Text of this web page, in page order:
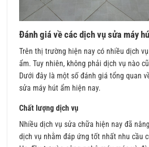
Đánh giá về các dịch vụ sửa máy
Trên thị trường hiện nay có nhiều dịch
ẩm. Tuy nhiên, không phải dịch vụ nào
Dưới đây là một số đánh giá tổng quan
sửa máy hút ẩm hiện nay.
Chất lượng dịch vụ
Nhiều dịch vụ sửa chữa hiện nay đã
dịch vụ nhằm đáp ứng tốt nhất nhu cầu